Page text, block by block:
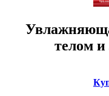
телом